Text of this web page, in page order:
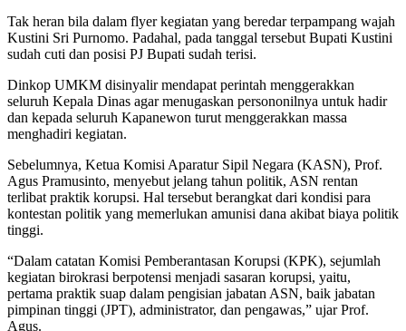
Tak heran bila dalam flyer kegiatan yang beredar terpampang wajah
Kustini Sri Purnomo. Padahal, pada tanggal tersebut Bupati Kustini
sudah cuti dan posisi PJ Bupati sudah terisi.
Dinkop UMKM disinyalir mendapat perintah menggerakkan
seluruh Kepala Dinas agar menugaskan persononilnya untuk hadir
dan kepada seluruh Kapanewon turut menggerakkan massa
menghadiri kegiatan.
Sebelumnya, Ketua Komisi Aparatur Sipil Negara (KASN), Prof.
Agus Pramusinto, menyebut jelang tahun politik, ASN rentan
terlibat praktik korupsi. Hal tersebut berangkat dari kondisi para
kontestan politik yang memerlukan amunisi dana akibat biaya politik
tinggi.
“Dalam catatan Komisi Pemberantasan Korupsi (KPK), sejumlah
kegiatan birokrasi berpotensi menjadi sasaran korupsi, yaitu,
pertama praktik suap dalam pengisian jabatan ASN, baik jabatan
pimpinan tinggi (JPT), administrator, dan pengawas,” ujar Prof.
Agus.